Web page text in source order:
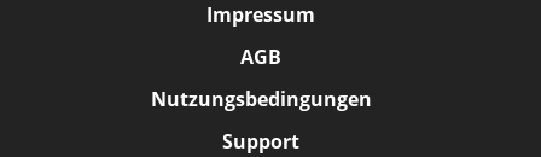
Impressum
AGB
Nutzungsbedingungen
Support